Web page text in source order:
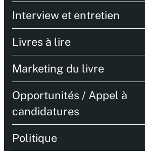
Interview et entretien
Livres à lire
Marketing du livre
Opportunités / Appel à
candidatures
Politique